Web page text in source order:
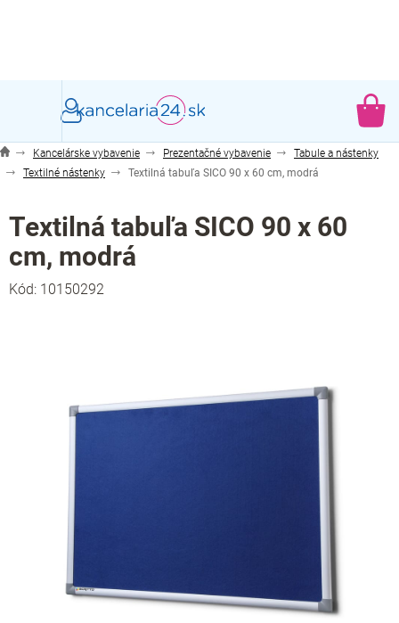
Kancelárske vybavenie Prezentačné vybavenie
Tabule a nástenky
Textilné nástenky
Textilná tabuľa SICO 90 x 60 cm, modrá
Textilná tabuľa SICO 90 x 60
cm, modrá
Kód: 10150292